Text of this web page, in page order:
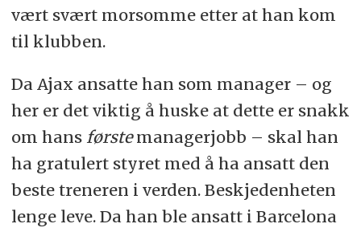
vært svært morsomme etter at han kom
til klubben.
Da Ajax ansatte han som manager – og
her er det viktig å huske at dette er snakk
om hans førstemanagerjobb – skal han
ha gratulert styret med å ha ansatt den
beste treneren i verden. Beskjedenheten
lenge leve. Da han ble ansatt i Barcelona